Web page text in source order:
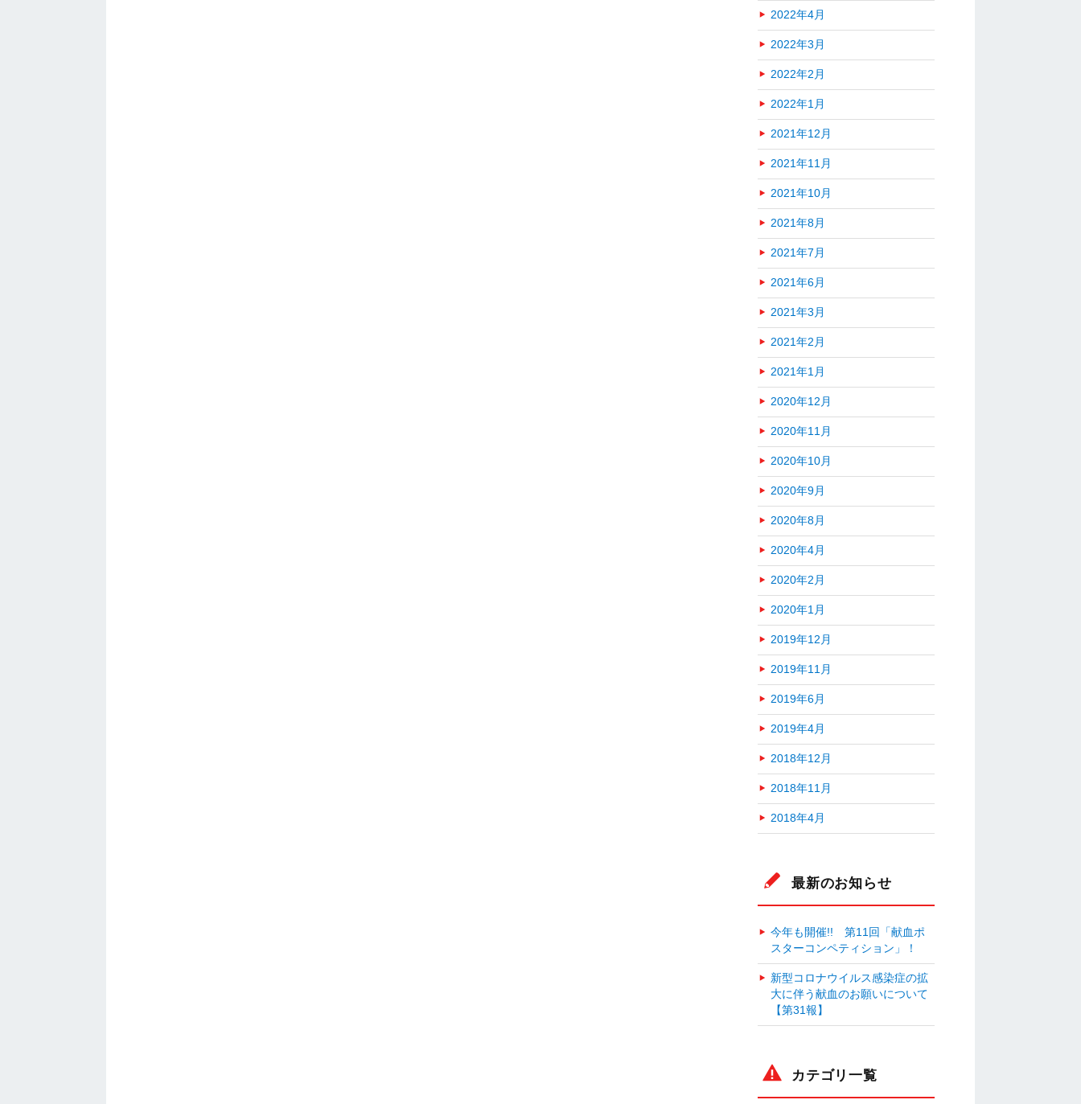
2022年4月
2022年3月
2022年2月
2022年1月
2021年12月
2021年11月
2021年10月
2021年8月
2021年7月
2021年6月
2021年3月
2021年2月
2021年1月
2020年12月
2020年11月
2020年10月
2020年9月
2020年8月
2020年4月
2020年2月
2020年1月
2019年12月
2019年11月
2019年6月
2019年4月
2018年12月
2018年11月
2018年4月
最新のお知らせ
今年も開催!! 第11回「献血ポ
スターコンペティション」！
新型コロナウイルス感染症の拡
大に伴う献血のお願いについて
【第31報】
カテゴリ一覧